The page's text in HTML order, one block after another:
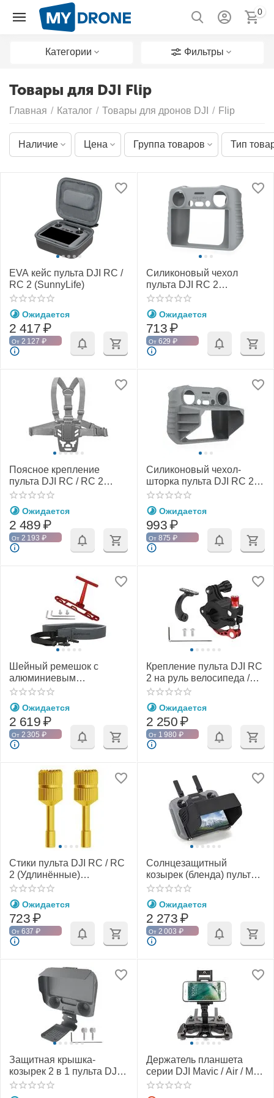
0
Категории Фильтры
Товары для DJI Flip
Главная / Каталог / Товары для дронов DJI / Flip
Наличие Цена Группа товаров Тип
EVA кейс пульта DJI RC /
RC 2 (SunnyLife)
Ожидается
2 417₽
От 2 127 ₽
Силиконовый чехол
пульта DJI RC 2
(SunnyLife)
Ожидается
713₽
От 629 ₽
Поясное крепление
пульта DJI RC / RC 2
(SunnyLife)
Ожидается
2 489₽
От 2 193 ₽
Силиконовый чехол-
шторка пульта DJI RC 2
(SunnyLife)
Ожидается
993₽
От 875 ₽
Шейный ремешок с
алюминиевым
кронштейном пульта DJI
RC / RC 2 (SunnyLife)
Ожидается
2 619₽
От 2 305 ₽
Крепление пульта DJI RC
2 на руль велосипеда /
мотоцикла (SunnyLife)
Ожидается
2 250₽
От 1 980 ₽
Стики пульта DJI RC / RC
2 (Удлинённые)
(SunnyLife)
Ожидается
723₽
От 637 ₽
Солнцезащитный
козырек (бленда) пульта
DJI RC 2 (SunnyLife)
Ожидается
2 273₽
От 2 003 ₽
Защитная крышка-
козырек 2 в 1 пульта DJI
RC 2 (SunnyLife)
Держатель планшета
серии DJI Mavic / Air / Mini
и Spark (Чёрный)
(SunnyLife)